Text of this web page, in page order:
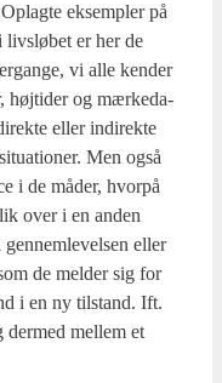
eksemp­ler på
livslø­bet er her de
vi alle ken­der
høj­ti­der og mær­ke­da­
eller indi­rek­te
Men også
i de måder, hvor­på
over i en anden
eller
de mel­der sig for
i en ny til­stand. Ift.
der­med mel­lem et